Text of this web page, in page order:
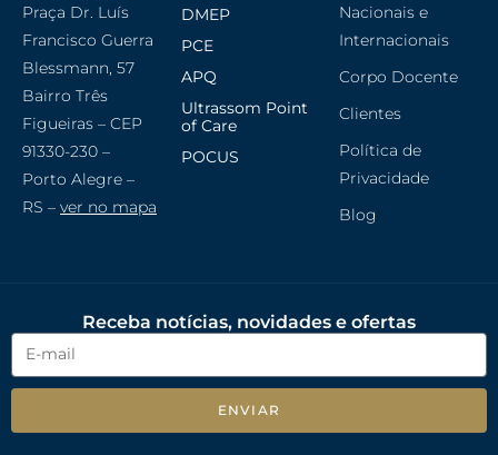
Praça Dr. Luís
Francisco Guerra
Blessmann, 57
Bairro Três
Figueiras – CEP
91330-230 –
Porto Alegre –
RS – ver no mapa
DMEP
PCE
APQ
Ultrassom Point
of Care
POCUS
Nacionais e
Internacionais
Corpo Docente
Clientes
Política de
Privacidade
Blog
Receba notícias, novidades e ofertas
ENVIAR